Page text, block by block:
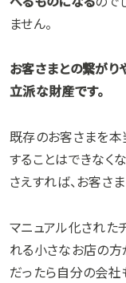
ません。
お客さまとの繋がり
立派な財産です。
既存のお客さまを本
することはできなく
さえすれば、お客さ
マニュアル化された
れる小さなお店の方
だったら自分の会社